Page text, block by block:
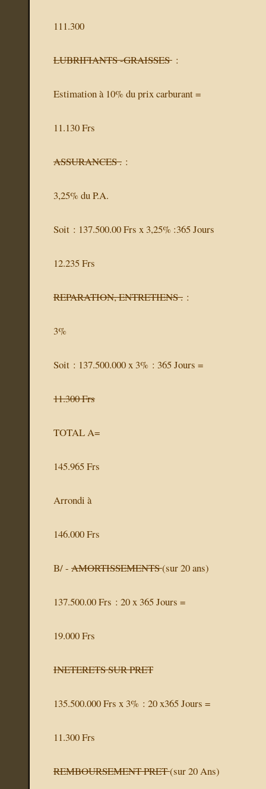
111.300
LUBRIFIANTS -GRAISSES :
Estimation à 10% du prix carburant =
11.130 Frs
ASSURANCES . :
3,25% du P.A.
Soit : 137.500.00 Frs x 3,25% :365 Jours
12.235 Frs
REPARATION, ENTRETIENS . :
3%
Soit : 137.500.000 x 3% : 365 Jours =
11.300 Frs
TOTAL A=
145.965 Frs
Arrondi à
146.000 Frs
B/ - AMORTISSEMENTS(sur 20 ans)
137.500.00 Frs : 20 x 365 Jours =
19.000 Frs
INETERETS SUR PRET
135.500.000 Frs x 3% : 20 x365 Jours =
11.300 Frs
REMBOURSEMENT PRET(sur 20 Ans)